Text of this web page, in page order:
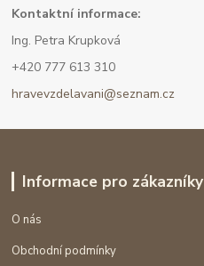
Kontaktní informace:
Ing. Petra Krupková
+420 777 613 310
hravevzdelavani@seznam.cz
Informace pro zákazníky
O nás
Obchodní podmínky